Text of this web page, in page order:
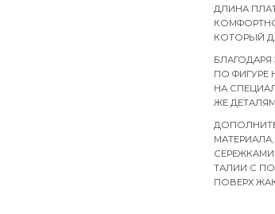
ДЛИНА
КОТОРЫЙ
БЛАГОДАРЯ
ПО ФИГУРЕ
НА
ЖЕ
ТАЛИИ С
ПОВЕРХ